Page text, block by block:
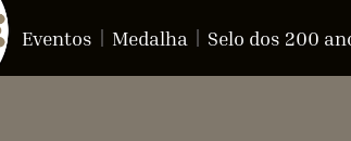
Eventos Medalha Selo dos 200